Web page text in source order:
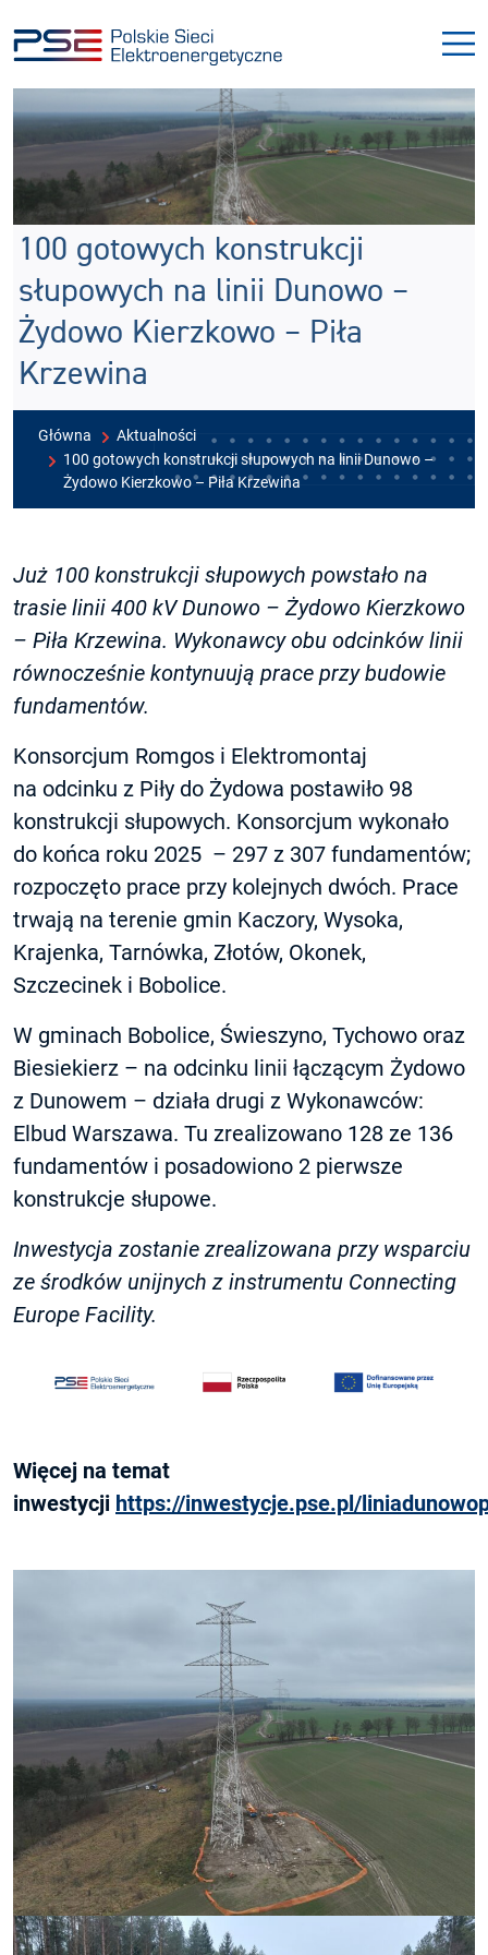
do
menu
do
treści
100 gotowych konstrukcji
słupowych na linii Dunowo –
Żydowo Kierzkowo – Piła
Krzewina
Główna
Aktualności
100 gotowych konstrukcji słupowych na linii Dunowo –
Żydowo Kierzkowo – Piła Krzewina
Już 100 konstrukcji słupowych powstało na
trasie linii 400 kV Dunowo – Żydowo Kierzkowo
– Piła Krzewina. Wykonawcy obu odcinków linii
równocześnie kontynuują prace przy budowie
fundamentów.
Konsorcjum Romgos i Elektromontaj
na odcinku z Piły do Żydowa postawiło 98
konstrukcji słupowych. Konsorcjum wykonało
do końca roku 2025 – 297 z 307 fundamentów;
rozpoczęto prace przy kolejnych dwóch. Prace
trwają na terenie gmin Kaczory, Wysoka,
Krajenka, Tarnówka, Złotów, Okonek,
Szczecinek i Bobolice.
W gminach Bobolice, Świeszyno, Tychowo oraz
Biesiekierz – na odcinku linii łączącym Żydowo
z Dunowem – działa drugi z Wykonawców:
Elbud Warszawa. Tu zrealizowano 128 ze 136
fundamentów i posadowiono 2 pierwsze
konstrukcje słupowe.
Inwestycja zostanie zrealizowana przy wsparciu
ze środków unijnych z instrumentu Connecting
Europe Facility.
Więcej na temat
inwestycji https://inwestycje.pse.pl/